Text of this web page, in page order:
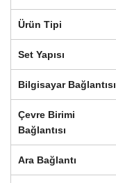
Ürün Tipi
Set Yapısı
Bilgisayar Bağlantısı
Çevre Birimi
Bağlantısı
Ara Bağlantı